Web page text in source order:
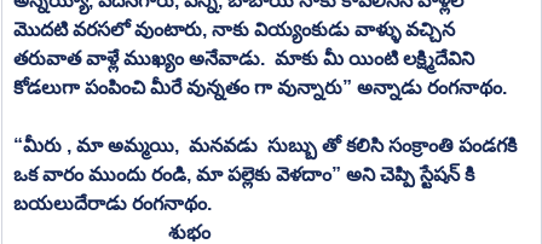
మొదటి వరసలో వుంటారు, నాకు వియ్యంకుడు వాళ్ళు వచ్చిన
తరువాత వాళ్లే ముఖ్యం అనేవాడు.  మాకు మీ యింటి లక్ష్మిదేవిని
కోడలుగా పంపించి మీరే వున్నతం గా వున్నారు” అన్నాడు రంగనాథం.
“మీరు , మా అమ్మయి,  మనవడు  సుబ్బు తో కలిసి సంక్రాంతి పండగకి
ఒక వారం ముందు రండి, మా పల్లెకు వెళదాం” అని చెప్పి స్టేషన్ కి
బయలుదేరాడు రంగనాథం.
  శుభం